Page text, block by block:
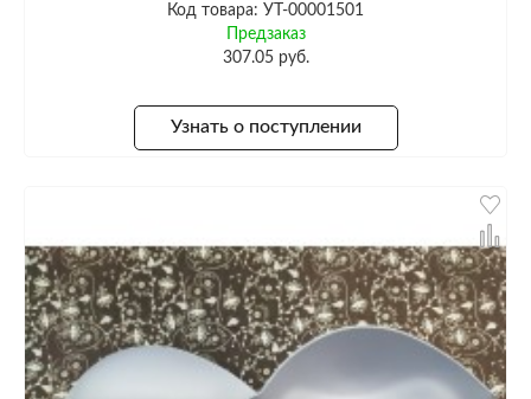
Код товара: УТ-00001501
Предзаказ
307.05 руб.
Узнать о поступлении